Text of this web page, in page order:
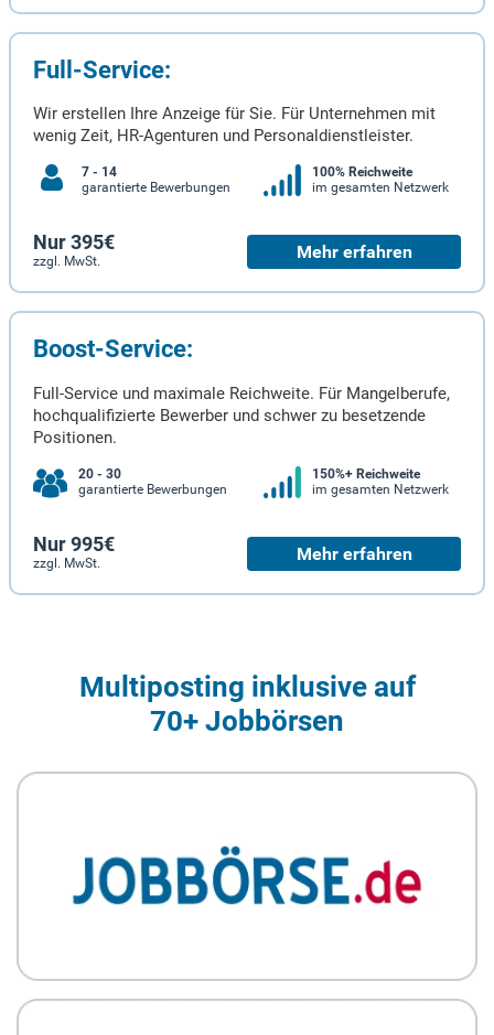
Full-Service:
Wir erstellen Ihre Anzeige für Sie. Für Unternehmen mit
wenig Zeit, HR-Agenturen und Personaldienstleister.
7 - 14
garantierte Bewerbungen
100% Reichweite
im gesamten Netzwerk
Nur 395€
zzgl. MwSt. Mehr erfahren
Boost-Service:
Full-Service und maximale Reichweite. Für Mangelberufe,
hochqualifizierte Bewerber und schwer zu besetzende
Positionen.
20 - 30
garantierte Bewerbungen
150%+ Reichweite
im gesamten Netzwerk
Nur 995€
zzgl. MwSt. Mehr erfahren
Multiposting inklusive auf
70+ Jobbörsen